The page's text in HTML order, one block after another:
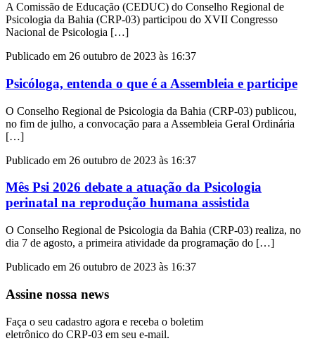
A Comissão de Educação (CEDUC) do Conselho Regional de
Psicologia da Bahia (CRP-03) participou do XVII Congresso
Nacional de Psicologia […]
Publicado em 26 outubro de 2023 às 16:37
Psicóloga, entenda o que é a Assembleia e participe
O Conselho Regional de Psicologia da Bahia (CRP-03) publicou,
no fim de julho, a convocação para a Assembleia Geral Ordinária
[…]
Publicado em 26 outubro de 2023 às 16:37
Mês Psi 2026 debate a atuação da Psicologia
perinatal na reprodução humana assistida
O Conselho Regional de Psicologia da Bahia (CRP-03) realiza, no
dia 7 de agosto, a primeira atividade da programação do […]
Publicado em 26 outubro de 2023 às 16:37
Assine nossa news
Faça o seu cadastro agora e receba o boletim
eletrônico do CRP-03 em seu e-mail.